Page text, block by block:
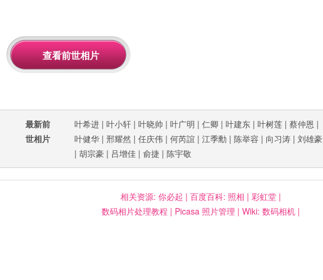
最新前
世相片
叶希进 | 叶小轩 | 叶晓帅 | 叶广明 | 仁卿 | 叶建东 | 叶树莲 | 蔡仲恩 |
叶健华 | 邢耀然 | 任庆伟 | 何芮誼 | 江季勳 | 陈举容 | 向习涛 | 刘雄豪
| 胡宗豪 | 吕增佳 | 俞捷 | 陈宇敬
相关资源: 你必起 | 百度百科: 照相 | 彩虹堂|
数码相片处理教程 | Picasa 照片管理 | Wiki: 数码相机|